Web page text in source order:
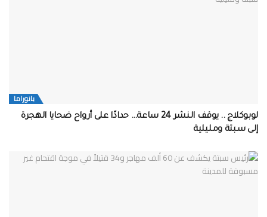
بانوراما
لوبوكلاج .. يوقف النشر 24 ساعة… حدادًا على أرواح ضحايا الهجرة
إلى سبتة ومليلية